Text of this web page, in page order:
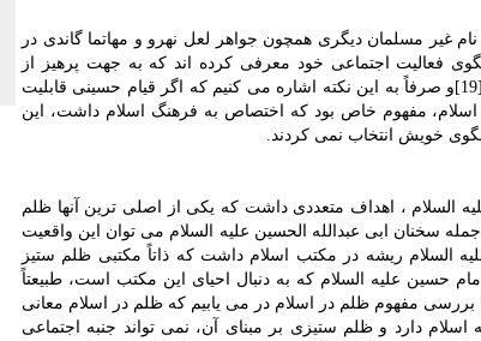
مسلمان دیگری همچون جواهر لعل نهرو و مهاتما گاندی در
فعالیت اجتماعی خود معرفی کرده اند که به جهت پرهیز از
اطاله کلام از ذکر آنها خودداری می کنیم [19]و صرفاً به این نکته اشاره می کنیم که اگر قیام حسینی قابلیت
مفهوم خاص بود که اختصاص به فرهنگ اسلام داشت، این
خویش انتخاب نمی کردند.
السلام ، اهداف متعددی داشت که یکی از اصلی ترین آنها ظلم
سخنان ابی عبدالله الحسین علیه السلام می توان این واقعیت
السلام ریشه در مکتب اسلام داشت که ذاتاً مکتبی ظلم ستیز
حسین عليه السلام که به دنبال احیای این مکتب است، طبیعتاً
بررسی مفهوم ظلم در اسلام در می یابیم که ظلم در اسلام معانی
دارد و ظلم ستیزی بر مبنای آن، نمی تواند جنبه اجتماعی